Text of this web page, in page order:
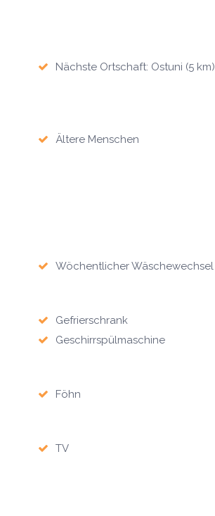
Nächste Ortschaft: Ostuni (5 km)
Ältere Menschen
Wöchentlicher Wäschewechsel
Gefrierschrank
Geschirrspülmaschine
Föhn
TV